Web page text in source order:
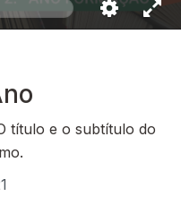
título e o subtítulo do